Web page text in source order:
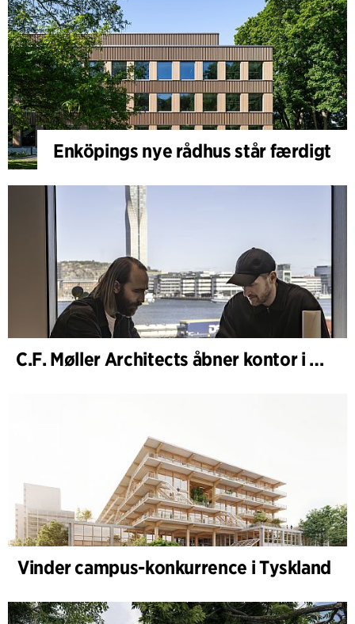
Enköpings nye rådhus står færdigt
C.F. Møller Architects åbner kontor i Göteborg
Vinder campus-konkurrence i Tyskland